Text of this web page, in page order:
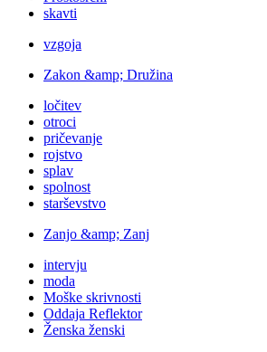
skavti
vzgoja
Zakon &amp; Družina
ločitev
otroci
pričevanje
rojstvo
splav
spolnost
starševstvo
Zanjo &amp; Zanj
intervju
moda
Moške skrivnosti
Oddaja Reflektor
Ženska ženski